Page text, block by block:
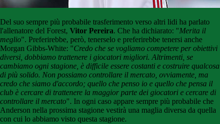
Del suo sempre più probabile trasferimento verso altri lidi ha parlato
l'allenatore del Forest, Vitor Pereira. Che ha dichiarato: "Merita il
meglio". Preferirebbe, però, tenerselo e preferirebbe tenersi anche
Morgan Gibbs-White: "Credo che se vogliamo competere per obiettivi
diversi, dobbiamo trattenere i giocatori migliori. Altrimenti, se
cambiamo ogni stagione, è difficile essere costanti e costruire qualcosa
di più solido. Non possiamo controllare il mercato, ovviamente, ma
credo che siamo d'accordo; quello che penso io e quello che pensa il
club è cercare di trattenere la maggior parte dei giocatori e cercare di
controllare il mercato". In ogni caso appare sempre più probabile che
Anderson nella prossima stagione vestirà una maglia diversa da quella
con cui lo abbiamo visto questa stagione.